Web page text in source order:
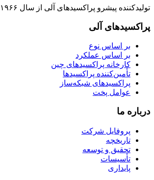
تولیدکننده پیشرو پراکسیدهای آلی از سال ۱۹۶۶.
پراکسیدهای آلی
بر اساس نوع
بر اساس عملکرد
کارخانه پراکسیدهای چین
تأمین‌کننده پراکسیدها
پراکسیدهای شبکه‌ساز
عوامل پخت
درباره ما
پروفایل شرکت
تاریخچه
تحقیق و توسعه
تأسیسات
پایداری